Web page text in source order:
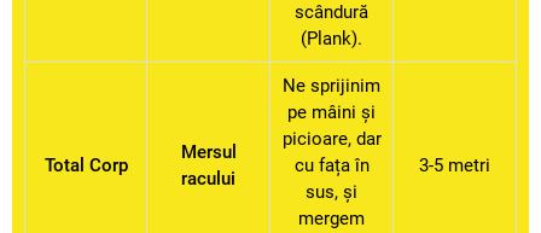
scândură
(Plank).
Total Corp
Mersul
racului
Ne sprijinim
pe mâini și
picioare, dar
cu fața în
sus, și
mergem
3-5 metri